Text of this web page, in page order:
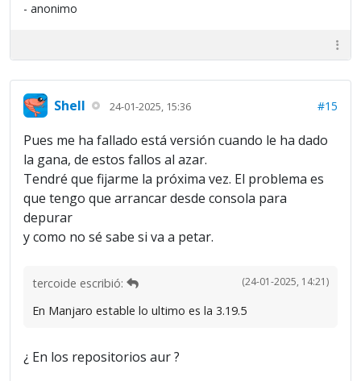
- anonimo
Shell 24-01-2025, 15:36 #15
Pues me ha fallado está versión cuando le ha dado
la gana, de estos fallos al azar.
Tendré que fijarme la próxima vez. El problema es
que tengo que arrancar desde consola para
depurar
y como no sé sabe si va a petar.
(24-01-2025, 14:21)
tercoide escribió:
En Manjaro estable lo ultimo es la 3.19.5
¿ En los repositorios aur ?